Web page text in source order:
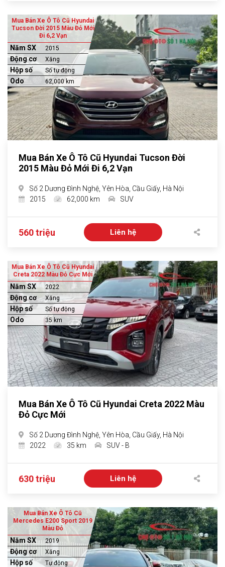
Mua Bán Xe Ô Tô Cũ Hyundai
Tucson Đời 2015 Màu Đỏ Mới
Đi 6,2 Vạn
Năm SX 2015
Động cơ Xăng
Hộp số Số tự động
Odo 62,000 km
Mua Bán Xe Ô Tô Cũ Hyundai Tucson Đời
2015 Màu Đỏ Mới Đi 6,2 Vạn
Số 2 Dương Đình Nghệ, Yên Hòa, Cầu Giấy, Hà Nội
2015
62,000 km SUV
560 triệu Liên hệ
Mua Bán Xe Ô Tô Cũ Hyundai
Creta 2022 Màu Đỏ Cực Mới
Năm SX 2022
Động cơ Xăng
Hộp số Số tự động
Odo 35 km
Mua Bán Xe Ô Tô Cũ Hyundai Creta 2022 Màu
Đỏ Cực Mới
Số 2 Dương Đình Nghệ, Yên Hòa, Cầu Giấy, Hà Nội
2022
35 km SUV - B
630 triệu Liên hệ
Mua Bán Xe Ô Tô Cũ
Mercedes E200 Sport 2019
Màu Đỏ
Năm SX 2019
Động cơ Xăng
Hộp số Tự động